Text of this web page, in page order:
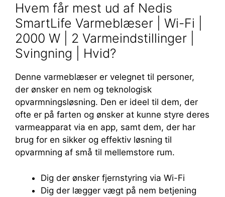
Hvem får mest ud af Nedis
SmartLife Varmeblæser | Wi-Fi |
2000 W | 2 Varmeindstillinger |
Svingning | Hvid?
Denne varmeblæser er velegnet til personer,
der ønsker en nem og teknologisk
opvarmningsløsning. Den er ideel til dem, der
ofte er på farten og ønsker at kunne styre deres
varmeapparat via en app, samt dem, der har
brug for en sikker og effektiv løsning til
opvarmning af små til mellemstore rum.
Dig der ønsker fjernstyring via Wi-Fi
Dig der lægger vægt på nem betjening